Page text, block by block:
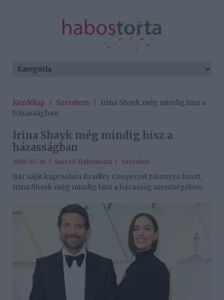
Kezdőlap / Szerelem / Irina Shayk még mindig hisz a
házasságban
Irina Shayk még mindig hisz a
házasságban
2019-07-14 / Szerző: Habostorta / Szerelem
Bár saját kapcsolata Bradley Cooperrel zátonyra futott,
Irina Shayk még mindig hisz a házasság szentségében.